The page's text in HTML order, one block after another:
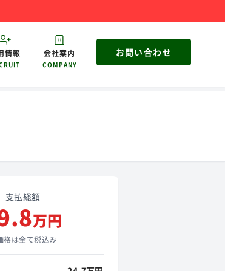
情報 会社案内
COMPANY
お問い合わせ
支払総額
万円
は全て税込み